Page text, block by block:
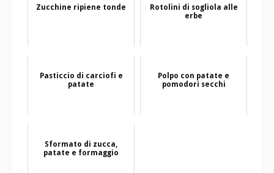
Zucchine ripiene tonde
Rotolini di sogliola alle
erbe
Pasticcio di carciofi e
patate
Polpo con patate e
pomodori secchi
Sformato di zucca,
patate e formaggio